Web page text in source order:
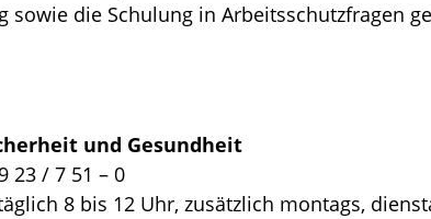
sowie die Schulung in Arbeitsschutzfragen
und Gesundheit
23 / 7 51 – 0
8 bis 12 Uhr, zusätzlich montags,